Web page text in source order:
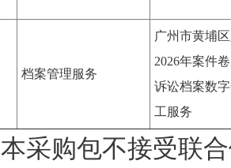
档案管理服务
广州市黄埔
2026年案件
诉讼档案数
工服务
本采购包不接受联